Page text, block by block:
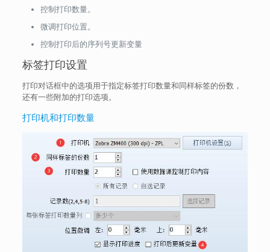
控制打印数量。
微调打印位置。
控制打印后的序列号更新变量
标签打印设置
打印对话框中的选项用于指定标签打印数量和同样标签的份数，
还有一些附加的打印选项。
打印机和打印数量